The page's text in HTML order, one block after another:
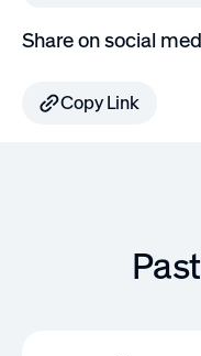
Share on social
Copy Link